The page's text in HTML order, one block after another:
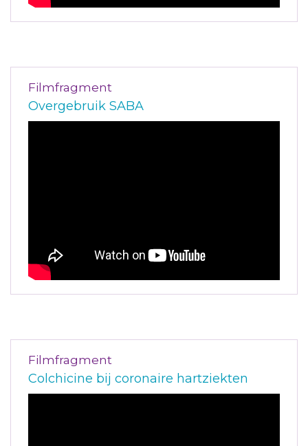
Filmfragment
Overgebruik SABA
Filmfragment
Colchicine bij coronaire hartziekten